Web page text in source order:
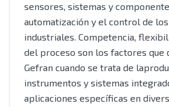
sensores, sistemas y
automatización y el control de
industriales. Competencia,
del proceso son los factores que
Gefran cuando se trata de
instrumentos y sistemas
aplicaciones específicas en